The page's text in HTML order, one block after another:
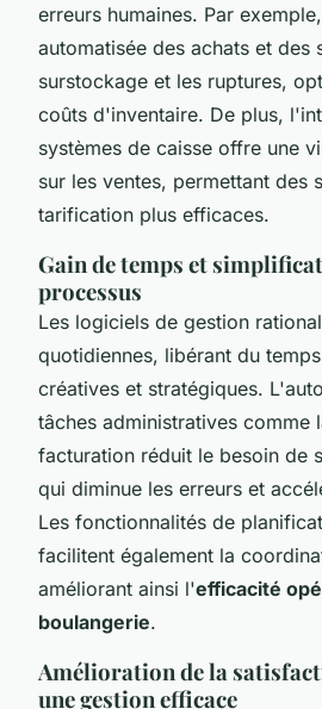
erreurs humaines. Par
automatisée des achats et des
surstockage et les ruptures,
coûts d'inventaire. De plus,
systèmes de caisse offre une
sur les ventes, permettant des
tarification plus efficaces.
Gain de temps et
processus
Les logiciels de gestion
quotidiennes, libérant du
créatives et stratégiques.
tâches administratives comme
facturation réduit le besoin de
qui diminue les erreurs et
Les fonctionnalités de
facilitent également la
améliorant ainsi l'efficacité
boulangerie.
Amélioration de la
une gestion efficace